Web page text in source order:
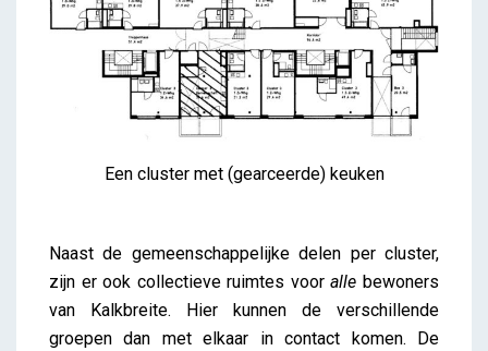
Een cluster met (gearceerde) keuken
Naast de gemeenschappelijke delen per cluster,
zijn er ook collectieve ruimtes vooralle bewoners
van Kalkbreite. Hier kunnen de verschillende
groepen dan met elkaar in contact komen. De